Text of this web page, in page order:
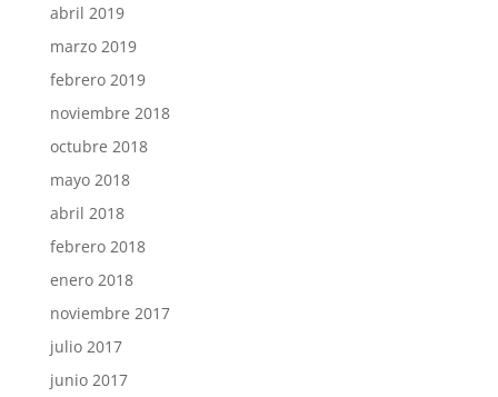
abril 2019
marzo 2019
febrero 2019
noviembre 2018
octubre 2018
mayo 2018
abril 2018
febrero 2018
enero 2018
noviembre 2017
julio 2017
junio 2017